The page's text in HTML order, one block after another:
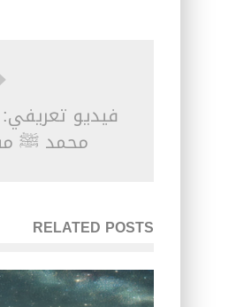
فيديو تعريفي:
محمد ﷺ
RELATED POSTS